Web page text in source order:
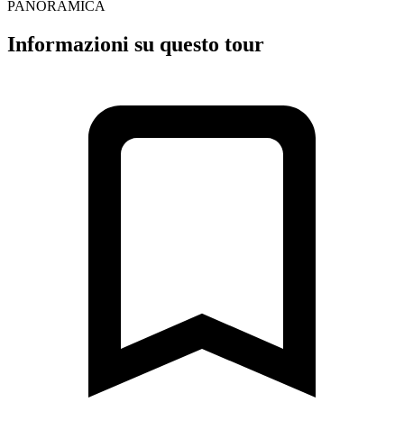
PANORAMICA
Informazioni su questo tour